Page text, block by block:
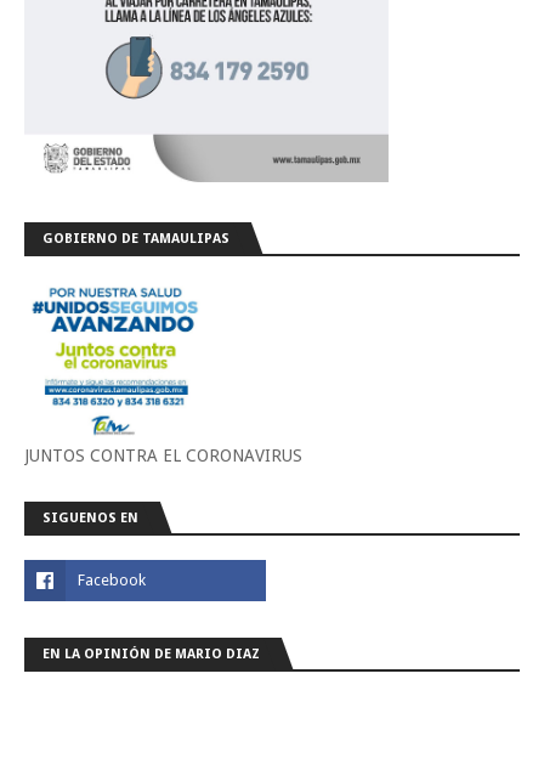
GOBIERNO DE TAMAULIPAS
JUNTOS CONTRA EL CORONAVIRUS
SIGUENOS EN
EN LA OPINIÓN DE MARIO DIAZ